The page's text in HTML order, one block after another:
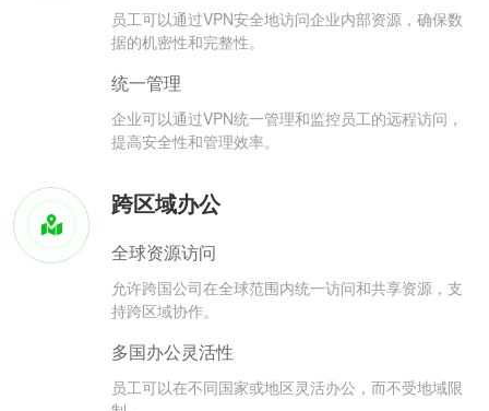
员工可以通过VPN安全地访问企业内部资源，确保数
据的机密性和完整性。
统一管理
企业可以通过VPN统一管理和监控员工的远程访问，
提高安全性和管理效率。
跨区域办公
全球资源访问
允许跨国公司在全球范围内统一访问和共享资源，支
持跨区域协作。
多国办公灵活性
员工可以在不同国家或地区灵活办公，而不受地域限